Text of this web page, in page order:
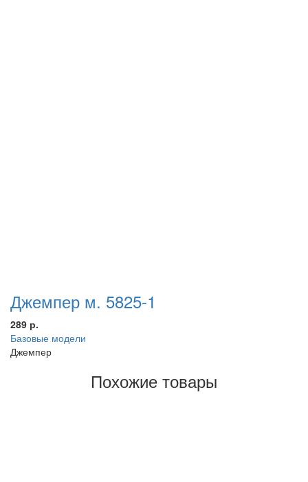
Джемпер м. 5825-1
289 р.
Базовые модели
Джемпер
Похожие товары